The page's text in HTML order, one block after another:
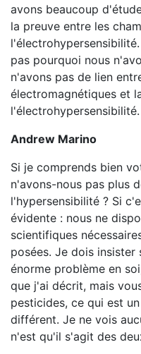
avons beaucoup
la preuve entre les
pas pourquoi nous
n'avons pas de lien
électromagnétiques et
l'électrohypersensibilité.
Andrew Marino
Si je comprends bien
n'avons-nous pas plus
l'hypersensibilité ? Si
évidente : nous ne
scientifiques
posées. Je dois
énorme problème en
que j'ai décrit, mais
pesticides, ce qui est
différent. Je ne vois
n'est qu'il s'agit des